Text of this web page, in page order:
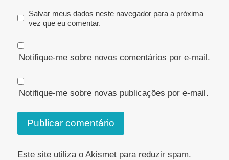
Salvar meus dados neste navegador para a próxima
vez que eu comentar.
Notifique-me sobre novos comentários por e-mail.
Notifique-me sobre novas publicações por e-mail.
Este site utiliza o Akismet para reduzir spam.